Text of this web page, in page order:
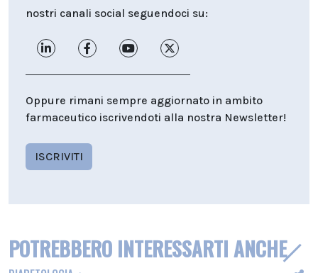
nostri canali social seguendoci su:
Oppure rimani sempre aggiornato in ambito
farmaceutico iscrivendoti alla nostra Newsletter!
ISCRIVITI
POTREBBERO INTERESSARTI ANCHE